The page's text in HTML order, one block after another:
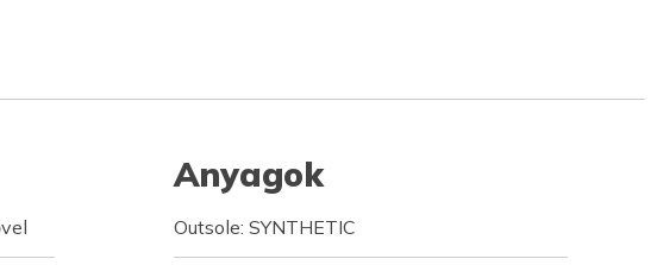
Anyagok
Outsole: SYNTHETIC